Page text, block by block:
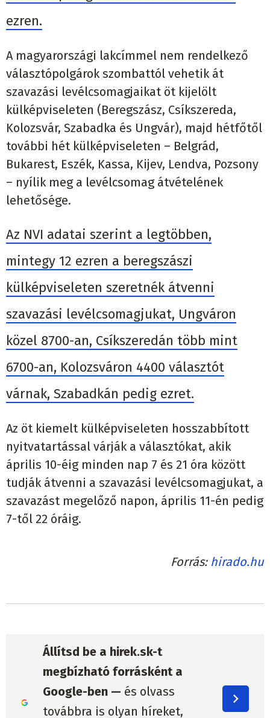
ezren.
A magyarországi lakcímmel nem rendelkező
választópolgárok szombattól vehetik át
szavazási levélcsomagjaikat öt kijelölt
külképviseleten (Beregszász, Csíkszereda,
Kolozsvár, Szabadka és Ungvár), majd hétfőtől
további hét külképviseleten – Belgrád,
Bukarest, Eszék, Kassa, Kijev, Lendva, Pozsony
– nyílik meg a levélcsomag átvételének
lehetősége.
Az NVI adatai szerint a legtöbben,
mintegy 12 ezren a beregszászi
külképviseleten szeretnék átvenni
szavazási levélcsomagjukat, Ungváron
közel 8700-an, Csíkszeredán több mint
6700-an, Kolozsváron 4400 választót
várnak, Szabadkán pedig ezret.
Az öt kiemelt külképviseleten hosszabbított
nyitvatartással várják a választókat, akik
április 10-éig minden nap 7 és 21 óra között
tudják átvenni a szavazási levélcsomagjukat, a
szavazást megelőző napon, április 11-én pedig
7-től 22 óráig.
Forrás hirado.hu
Állítsd be a hirek.sk-t
megbízható forrásként a
Google-ben — és olvass
továbbra is olyan híreket,